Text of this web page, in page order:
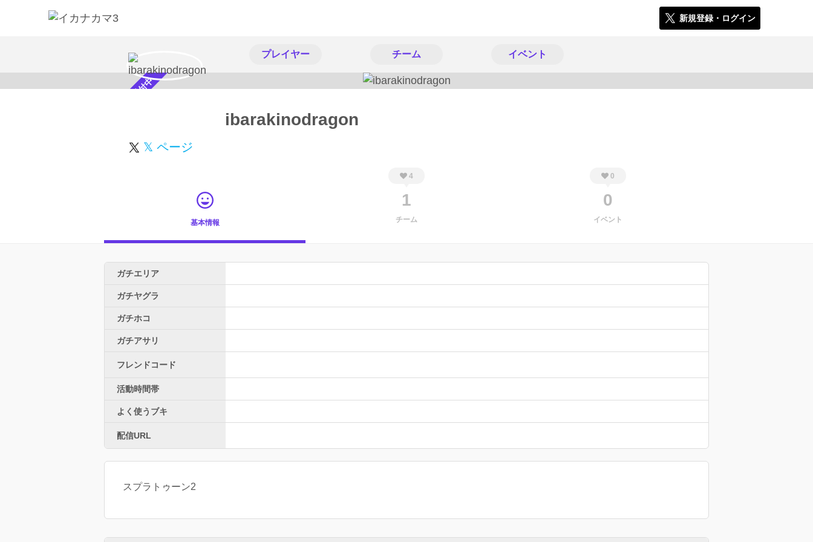
新規登録・ログイン
プレイヤー チーム イベント
スカウト受付中 ibarakinodragon
𝕏 ページ
基本情報
4
1
チーム
0
0
イベント
ガチエリア
ガチヤグラ
ガチホコ
ガチアサリ
フレンドコード
活動時間帯
よく使うブキ
配信URL
スプラトゥーン2